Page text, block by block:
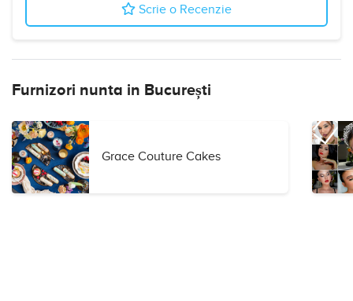
Scrie o Recenzie
Furnizori nunta in București
Grace Couture Cakes